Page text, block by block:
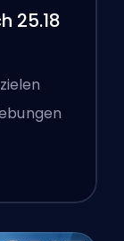
25.18